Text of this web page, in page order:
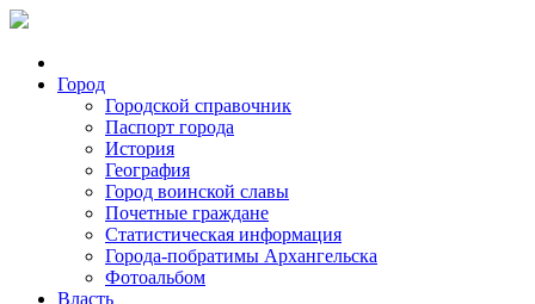
Город
Городской справочник
Паспорт города
История
География
Город воинской славы
Почетные граждане
Статистическая информация
Города-побратимы Архангельска
Фотоальбом
Власть